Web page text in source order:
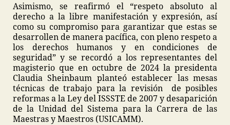
Asimismo, se reafirmó el “respeto absoluto al
derecho a la libre manifestación y expresión, así
como su compromiso para garantizar que estas se
desarrollen de manera pacífica, con pleno respeto a
los derechos humanos y en condiciones de
seguridad” y se recordó a los representantes del
magisterio que en octubre de 2024 la presidenta
Claudia Sheinbaum planteó establecer las mesas
técnicas de trabajo para la revisión de posibles
reformas a la Ley del ISSSTE de 2007 y desaparición
de la Unidad del Sistema para la Carrera de las
Maestras y Maestros (USICAMM).